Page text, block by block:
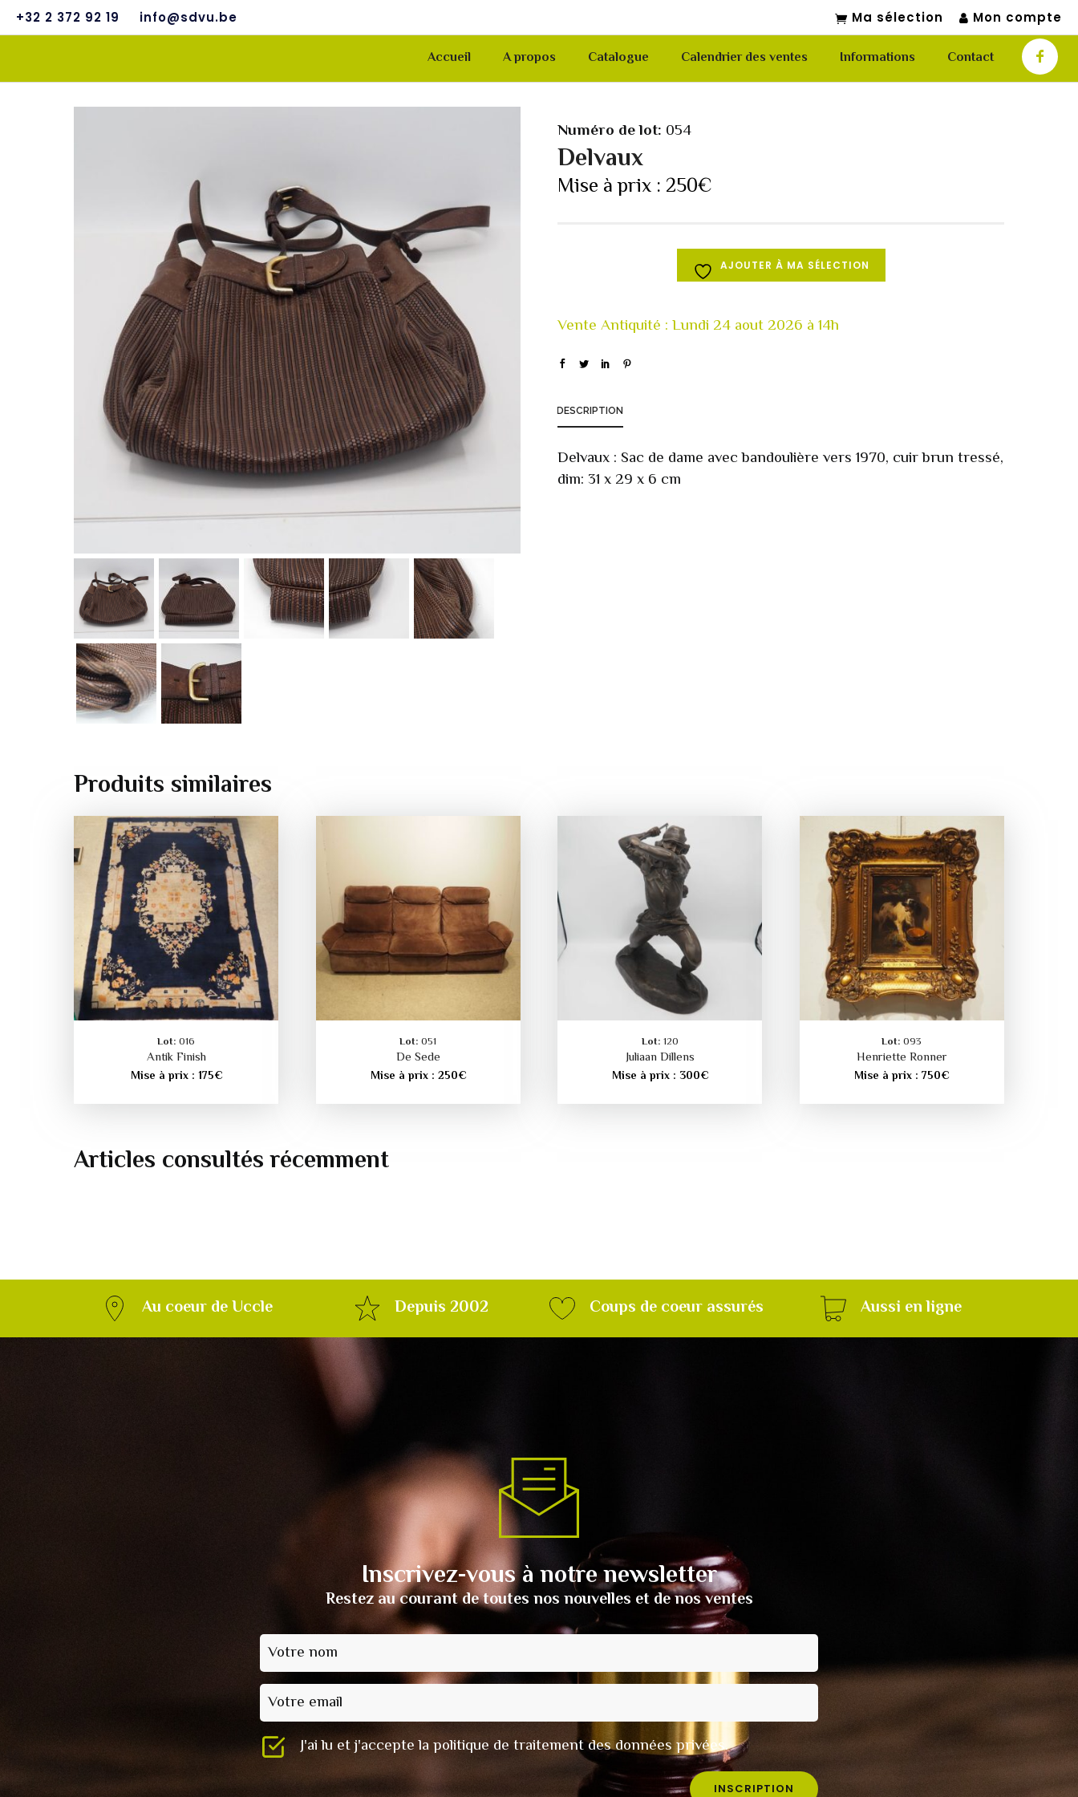
+32 2 372 92 19 info@sdvu.be Ma sélection Mon compte
Accueil A propos Catalogue Calendrier des ventes Informations Contact
Numéro de lot: 054
Delvaux
Mise à prix : 250€
AJOUTER À MA SÉLECTION
DESCRIPTION
Delvaux : Sac de dame avec bandoulière vers 1970, cuir brun tressé,
dim: 31 x 29 x 6 cm
Produits similaires
Lot: 016
Antik Finish
Mise à prix : 175€
Lot: 051
De Sede
Mise à prix : 250€
Lot: 120
Juliaan Dillens
Mise à prix : 300€
Lot: 093
Henriette Ronner
Mise à prix :750€
Articles consultés récemment
Au coeur de Uccle Depuis 2002 Coups de coeur assurés Aussi en ligne
Inscrivez-vous à notre newsletter
Restez au courant de toutes nos nouvelles et de nos ventes
Votre nom
Votre email
J'ai lu et j'accepte la politique de traitement des données privées.
INSCRIPTION